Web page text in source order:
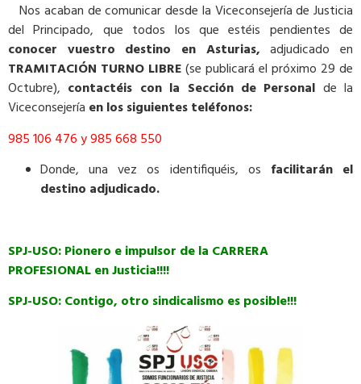
Nos acaban de comunicar desde la Viceconsejería de Justicia
del Principado, que todos los que estéis pendientes de
conocer vuestro destino en Asturias, adjudicado en
TRAMITACIÓN TURNO LIBRE(se publicará el próximo 29 de
Octubre), contactéis con la Sección de Personal de la
Viceconsejería en los siguientes teléfonos:
985 106 476 y 985 668 550
Donde, una vez os identifiquéis, os facilitarán el
destino adjudicado.
SPJ-USO: Pionero e impulsor de la CARRERA
PROFESIONAL en Justicia!!!!
SPJ-USO: Contigo, otro sindicalismo es posible!!!